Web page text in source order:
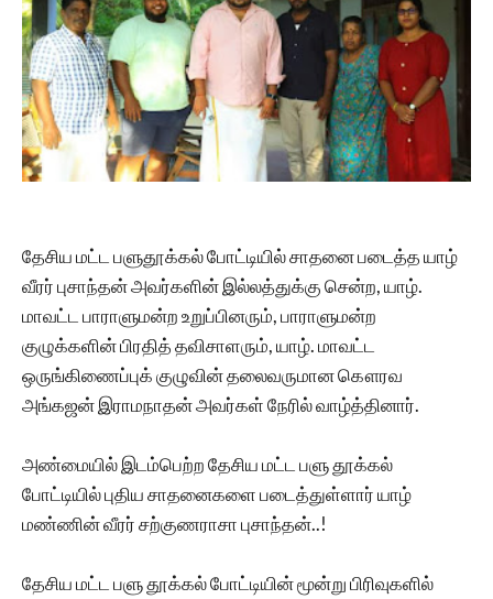
தேசிய மட்ட பளுதூக்கல் போட்டியில் சாதனை படைத்த யாழ்
வீரர் புசாந்தன் அவர்களின் இல்லத்துக்கு சென்ற, யாழ்.
மாவட்ட பாராளுமன்ற உறுப்பினரும், பாராளுமன்ற
குழுக்களின் பிரதித் தவிசாளரும், யாழ். மாவட்ட
ஒருங்கிணைப்புக் குழுவின் தலைவருமான கௌரவ
அங்கஜன் இராமநாதன் அவர்கள் நேரில் வாழ்த்தினார்.
அண்மையில் இடம்பெற்ற தேசிய மட்ட பளு தூக்கல்
போட்டியில் புதிய சாதனைகளை படைத்துள்ளார் யாழ்
மண்ணின் வீரர் சற்குணராசா புசாந்தன்..!
தேசிய மட்ட பளு தூக்கல் போட்டியின் மூன்று பிரிவுகளில்